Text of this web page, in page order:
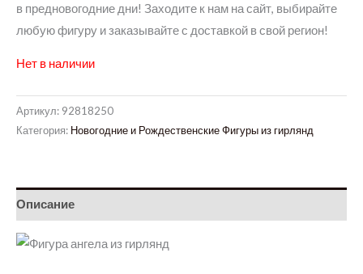
в предновогодние дни! Заходите к нам на сайт, выбирайте
любую фигуру и заказывайте с доставкой в свой регион!
Нет в наличии
Артикул: 92818250
Категория: Новогодние и Рождественские Фигуры из гирлянд
Описание